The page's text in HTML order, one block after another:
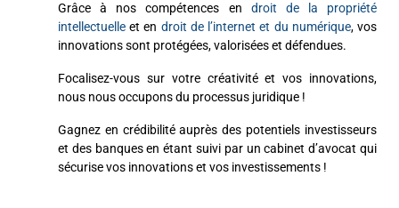
Grâce à nos compétences en droit de la propriété
intellectuelle et en droit de l’internet et du numérique, vos
innovations sont protégées, valorisées et défendues.
Focalisez-vous sur votre créativité et vos innovations,
nous nous occupons du processus juridique !
Gagnez en crédibilité auprès des potentiels investisseurs
et des banques en étant suivi par un cabinet d’avocat qui
sécurise vos innovations et vos investissements !